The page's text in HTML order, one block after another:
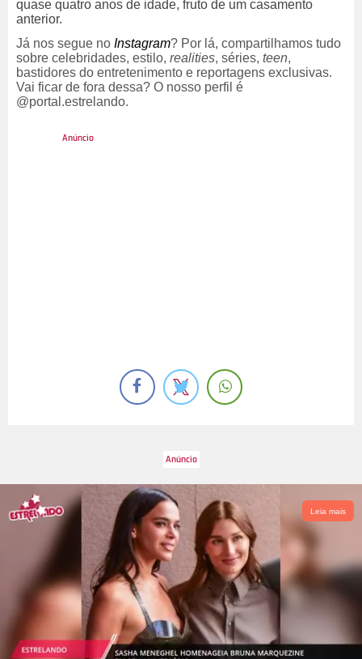
quase quatro anos de idade, fruto de um casamento
anterior.
Já nos segue no Instagram? Por lá, compartilhamos tudo
sobre celebridades, estilo, realities, séries, teen,
bastidores do entretenimento e reportagens exclusivas.
Vai ficar de fora dessa? O nosso perfil é
@portal.estrelando.
Leia mais